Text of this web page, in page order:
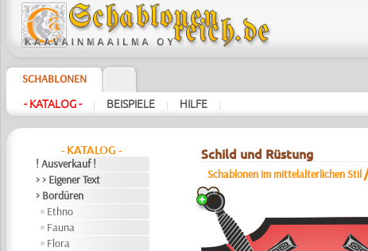
SCHABLONEN
- KATALOG - | BEISPIELE | HILFE |
- KATALOG -
! Ausverkauf !
> > Eigener Text
> Bordüren
Ethno
Fauna
Flora
Schild und Rüstung
Schablonen im mittelalterlichen Stil